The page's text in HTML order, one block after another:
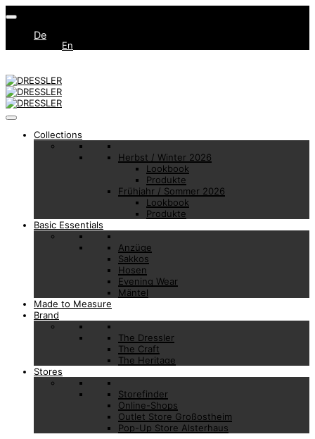
De
En
Collections
Herbst / Winter 2026
Lookbook
Produkte
Frühjahr / Sommer 2026
Lookbook
Produkte
Basic Essentials
Anzüge
Sakkos
Hosen
Evening Wear
Mäntel
Made to Measure
Brand
The Dressler
The Craft
The Heritage
Stores
Storefinder
Online-Shops
Outlet Store Großostheim
Pop-Up Store Alsterhaus